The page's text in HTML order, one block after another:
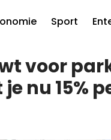
Sport
voor
nu 15%